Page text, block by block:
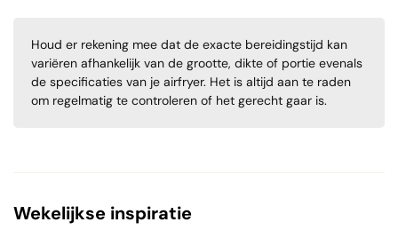
Houd er rekening mee dat de exacte bereidingstijd kan
variëren afhankelijk van de grootte, dikte of portie evenals
de specificaties van je airfryer. Het is altijd aan te raden
om regelmatig te controleren of het gerecht gaar is.
Wekelijkse inspiratie